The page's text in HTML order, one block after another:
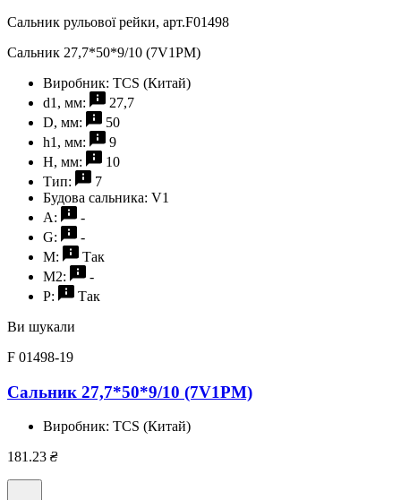
Сальник рульової рейки, арт.F01498
Сальник 27,7*50*9/10 (7V1PM)
Виробник: TCS (Китай)
d1, мм:
27,7
D, мм:
50
h1, мм:
9
H, мм:
10
Тип:
7
Будова сальника: V1
A:
-
G:
-
M:
Так
M2:
-
P:
Так
Ви шукали
F 01498-19
Сальник 27,7*50*9/10 (7V1PM)
Виробник: TCS (Китай)
181.23 ₴